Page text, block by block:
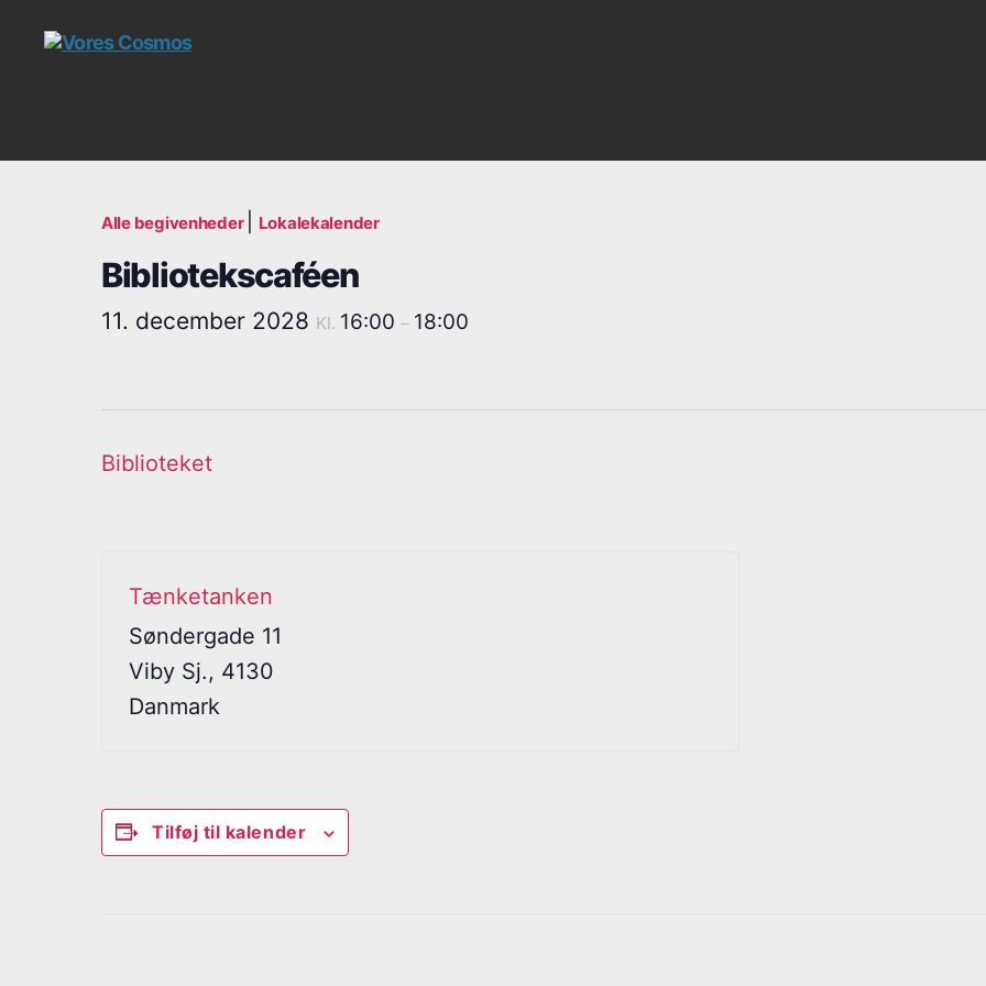
Cosmos
Alle begivenheder Lokalekalender
Bibliotekscaféen
11. december 2028 Kl. 16:00 – 18:00
Biblioteket
Tænketanken
Søndergade 11
Viby Sj., 4130
Danmark
Tilføj til kalender